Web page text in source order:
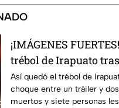
¡IMÁGENES
trébol de Irapuato
choque; hay mu3rtos
Así quedó el trébol de
choque entre un tráiler y
muertos y siete personas